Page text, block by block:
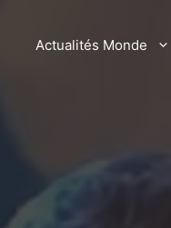
Actualités Monde